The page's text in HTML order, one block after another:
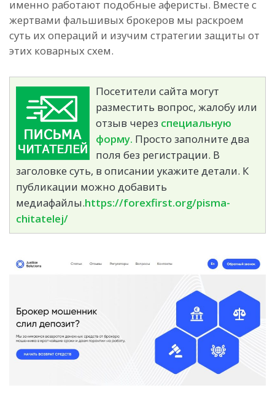
именно работают подобные аферисты. Вместе с
жертвами фальшивых брокеров мы раскроем
суть их операций и изучим стратегии защиты от
этих коварных схем.
Посетители сайта могут
разместить вопрос, жалобу или
отзыв через специальную
форму. Просто заполните два
поля без регистрации. В
заголовке суть, в описании укажите детали. К
публикации можно добавить
медиафайлы.https://forexfirst.org/pisma-
chitatelej/